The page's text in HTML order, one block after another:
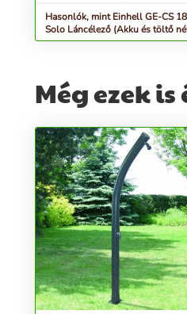
Hasonlók, mint Einhell GE-CS
Solo Láncélező (Akku és töltő
Még ezek